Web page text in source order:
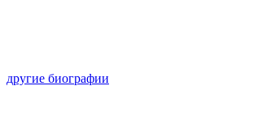
другие биографии